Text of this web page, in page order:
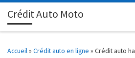
Passer au contenu
Crédit Auto Moto
Accueil» Crédit auto en ligne » Crédit auto